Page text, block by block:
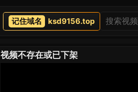
ksd9156.top
视频不存在或已下架